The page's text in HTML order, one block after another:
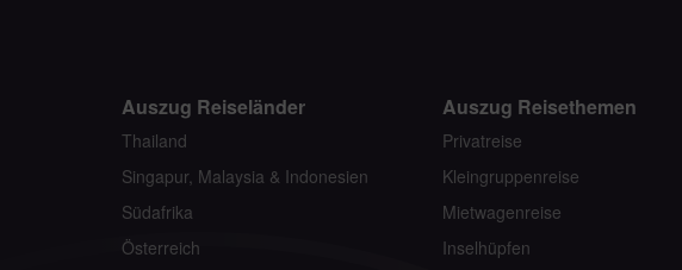
Auszug Reiseländer
Thailand
Singapur, Malaysia & Indonesien
Südafrika
Österreich
Auszug Reisethemen
Privatreise
Kleingruppenreise
Mietwagenreise
Inselhüpfen